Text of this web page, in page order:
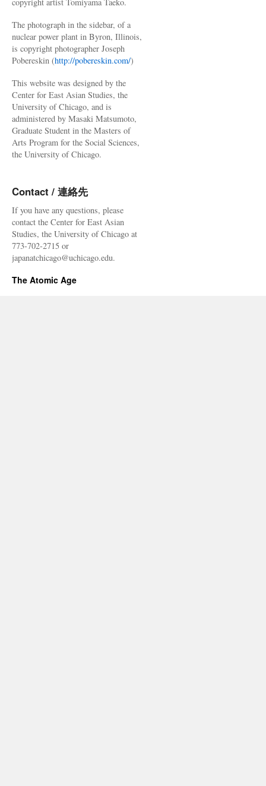
The photograph in the sidebar, of a
nuclear power plant in Byron, Illinois,
is copyright photographer Joseph
Pobereskin (http://pobereskin.com/)
This website was designed by the
Center for East Asian Studies, the
University of Chicago, and is
administered by Masaki Matsumoto,
Graduate Student in the Masters of
Arts Program for the Social Sciences,
the University of Chicago.
Contact / 連絡先
If you have any questions, please
contact the Center for East Asian
Studies, the University of Chicago at
773-702-2715 or
japanatchicago@uchicago.edu.
The Atomic Age